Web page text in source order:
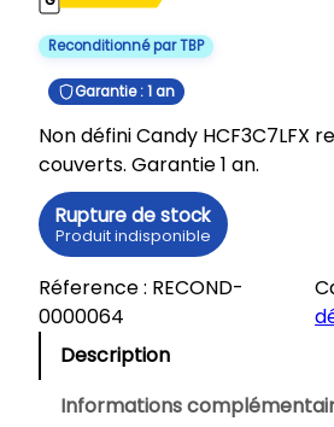
Reconditionné par TBP
Garantie : 1 an
Non défini Candy HCF3C7LFX
couverts. Garantie 1 an.
Rupture de stock
Produit indisponible
Réference : RECOND-
0000064
Description
Informations